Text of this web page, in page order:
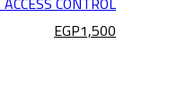
EGP1,500